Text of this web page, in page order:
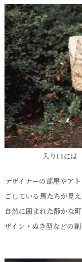
入り口には
デザイナーの部屋やア
ごしている馬たちが見え
自然に囲まれた静かな
ザイン・ぬき型などの